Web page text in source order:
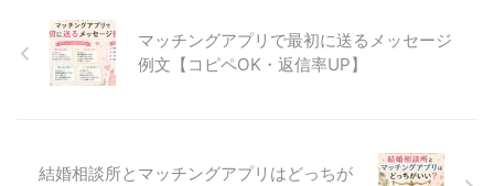
マッチングアプリで最初に送るメッセージ
例文【コピペOK・返信率UP】
結婚相談所とマッチングアプリはどっちが